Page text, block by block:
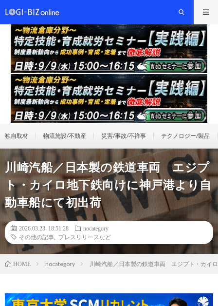
独自取材 物流施設/不動産 災害/事故/不祥事 テクノロジー/製品
川崎汽船／日本製の鉄道車両 エジプ
ト・カイロ地下鉄向けに神戸港より自
動車船にて初出荷
2026.03.23 18:51:28
nocategory
その他の記事
プレスリリースなど
HOME nocategory 川崎汽船／日本製の鉄道車両 エジプト・カイ